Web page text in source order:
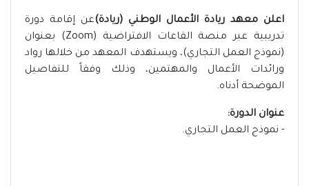
اعلن معهد ريادة الأعمال الوطني (ريادة)عن إقامة دورة
تدريبية عبر منصة القاعات الافتراضية (Zoom) بعنوان
(نموذج العمل التجاري)، ويستهدف المعهد من خلالها رواد
ورائدات الأعمال والمهتمين، وذلك وفقاً للتفاصيل
الموضحة أدناه.
عنوان الدورة:
- نموذج العمل التجاري.